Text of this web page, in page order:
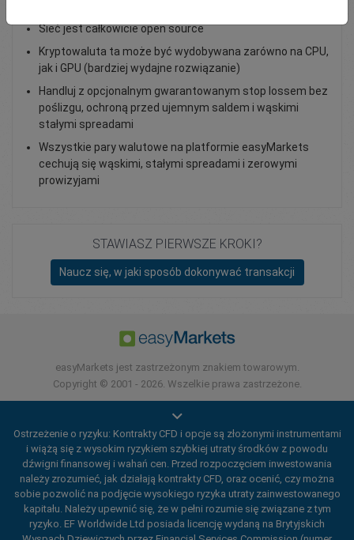
Sieć jest całkowicie open source
Kryptowaluta ta może być wydobywana zarówno na CPU,
jak i GPU (bardziej wydajne rozwiązanie)
Handluj z opcjonalnym gwarantowanym stop lossem bez
poślizgu, ochroną przed ujemnym saldem i wąskimi
stałymi spreadami
Wszystkie pary walutowe na platformie easyMarkets
cechują się wąskimi, stałymi spreadami i zerowymi
prowizyjami
STAWIASZ PIERWSZE KROKI?
Naucz się, w jaki sposób dokonywać transakcji
easyMarkets jest zastrzeżonym znakiem towarowym.
Copyright © 2001 - 2026. Wszelkie prawa zastrzeżone.
Ostrzeżenie o ryzyku: Kontrakty CFD i opcje są złożonymi instrumentami
i wiążą się z wysokim ryzykiem szybkiej utraty środków z powodu
dźwigni finansowej i wahań cen. Przed rozpoczęciem inwestowania
należy zrozumieć, jak działają kontrakty CFD, oraz ocenić, czy można
sobie pozwolić na podjęcie wysokiego ryzyka utraty zainwestowanego
kapitału. Należy upewnić się, że w pełni rozumie się związane z tym
ryzyko. EF Worldwide Ltd posiada licencję wydaną na Brytyjskich